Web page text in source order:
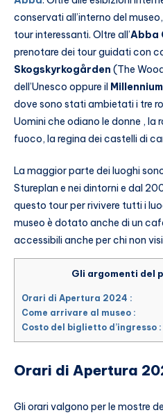
conservati all’interno del
tour interessanti. Oltre all’Abba
prenotare dei tour guidati con
Skogskyrkogården (The
dell’Unesco oppure il
dove sono stati ambietati i tre
Uomini che odiano le donne ,
fuoco, la regina dei castelli di
La maggior parte dei luoghi
Stureplan e nei dintorni e dal
questo tour per rivivere tutti i
museo è dotato anche di un
accessibili anche per chi non
Gli argomenti del
Orari di Apertura 2024 :
Come arrivare al museo :
Costo del biglietto d’ingresso :
Orari di Apertura
Gli orari valgono per le mostre